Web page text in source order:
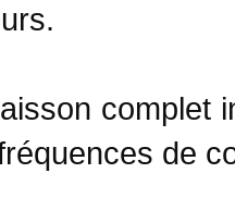
complet
de